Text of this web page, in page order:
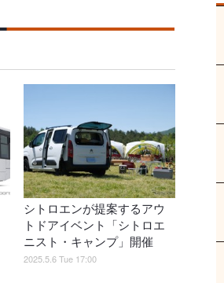
シトロエンが提案するアウ
トドアイベント「シトロエ
ニスト・キャンプ」開催
2025.5.6 Tue 17:00